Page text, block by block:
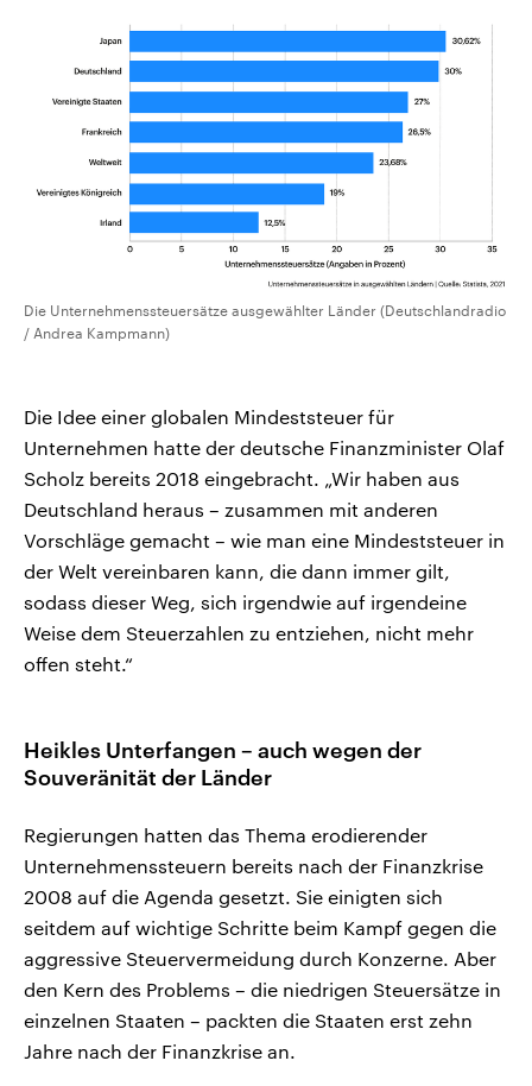
Die Unternehmenssteuersätze ausgewählter Länder (Deutschlandradio
/ Andrea Kampmann)
Die Idee einer globalen Mindeststeuer für
Unternehmen hatte der deutsche Finanzminister Olaf
Scholz bereits 2018 eingebracht. „Wir haben aus
Deutschland heraus – zusammen mit anderen
Vorschläge gemacht – wie man eine Mindeststeuer in
der Welt vereinbaren kann, die dann immer gilt,
sodass dieser Weg, sich irgendwie auf irgendeine
Weise dem Steuerzahlen zu entziehen, nicht mehr
offen steht.“
Heikles Unterfangen – auch wegen der
Souveränität der Länder
Regierungen hatten das Thema erodierender
Unternehmenssteuern bereits nach der Finanzkrise
2008 auf die Agenda gesetzt. Sie einigten sich
seitdem auf wichtige Schritte beim Kampf gegen die
aggressive Steuervermeidung durch Konzerne. Aber
den Kern des Problems – die niedrigen Steuersätze in
einzelnen Staaten – packten die Staaten erst zehn
Jahre nach der Finanzkrise an.